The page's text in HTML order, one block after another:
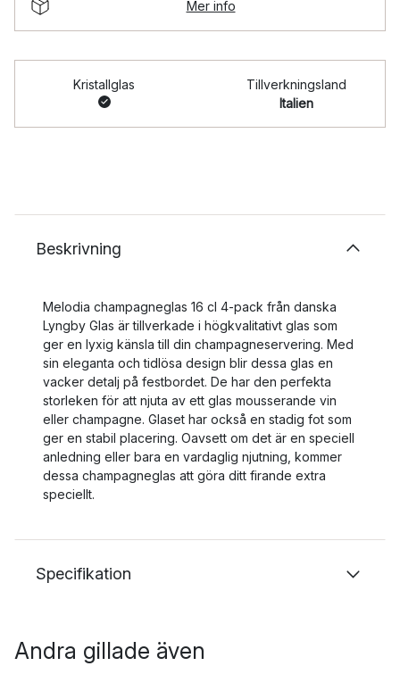
Mer info
Kristallglas
Tillverkningsland
Italien
Beskrivning
Melodia champagneglas 16 cl 4-pack från danska
Lyngby Glas är tillverkade i högkvalitativt glas som
ger en lyxig känsla till din champagneservering. Med
sin eleganta och tidlösa design blir dessa glas en
vacker detalj på festbordet. De har den perfekta
storleken för att njuta av ett glas mousserande vin
eller champagne. Glaset har också en stadig fot som
ger en stabil placering. Oavsett om det är en speciell
anledning eller bara en vardaglig njutning, kommer
dessa champagneglas att göra ditt firande extra
speciellt.
Specifikation
Andra gillade även